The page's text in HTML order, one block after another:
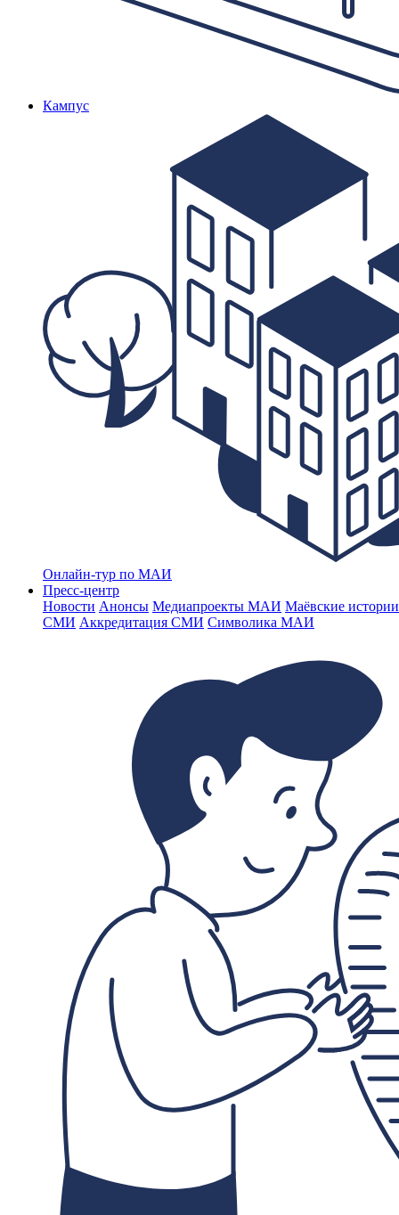
Кампус
Онлайн-тур по МАИ
Пресс-центр
Новости Анонсы Медиапроекты МАИ Маёвские
СМИ Аккредитация СМИ Символика МАИ